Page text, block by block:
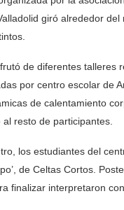
giró alrededor
de diferentes
por centro escolar de
de calentamiento
resto de participantes.
los estudiantes del
de Celtas Cortos.
finalizar interpretaron